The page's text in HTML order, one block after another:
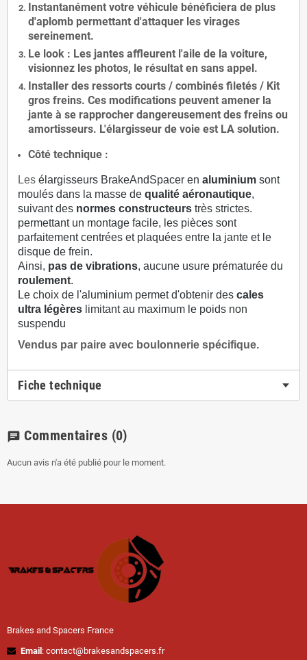
Instantanément votre véhicule bénéficiera de plus
d'aplomb permettant d'attaquer les virages
sereinement.
Le look : Les jantes affleurent l'aile de la voiture,
visionnez les photos, le résultat en sans appel.
Installer des ressorts courts / combinés filetés / Kit
gros freins. Ces modifications peuvent amener la
jante à se rapprocher dangereusement des freins ou
amortisseurs. L'élargisseur de voie est LA solution.
Côté technique :
Les élargisseurs BrakeAndSpacer en aluminium sont
moulés dans la masse de qualité aéronautique,
suivant des normes constructeurs très strictes.
permettant un montage facile, les pièces sont
parfaitement centrées et plaquées entre la jante et le
disque de frein.
Ainsi, pas de vibrations, aucune usure prématurée du
roulement.
Le choix de l'aluminium permet d'obtenir des cales
ultra légères limitant au maximum le poids non
suspendu
Vendus par paire avec boulonnerie spécifique.
Fiche technique
chat Commentaires (0)
Aucun avis n'a été publié pour le moment.
Brakes and Spacers France
Email : contact@brakesandspacers.fr